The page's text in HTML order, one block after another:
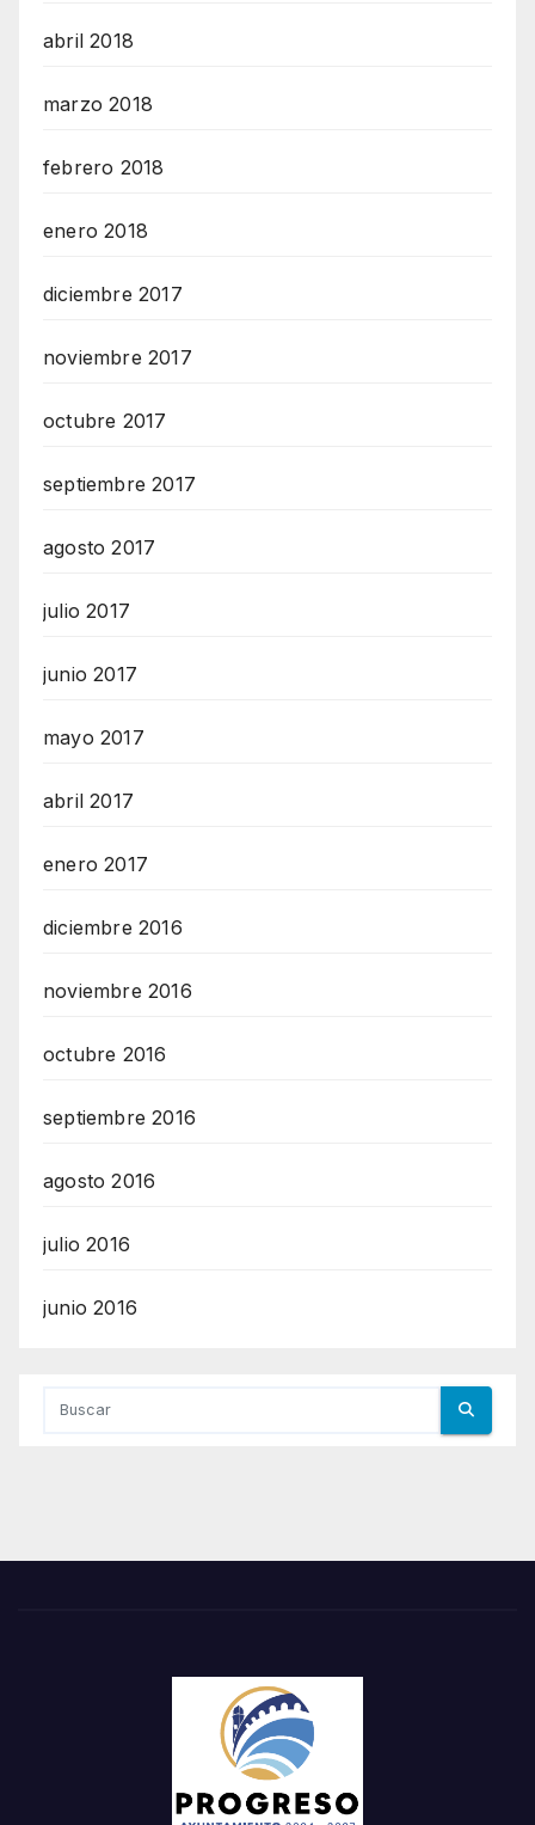
abril 2018
marzo 2018
febrero 2018
enero 2018
diciembre 2017
noviembre 2017
octubre 2017
septiembre 2017
agosto 2017
julio 2017
junio 2017
mayo 2017
abril 2017
enero 2017
diciembre 2016
noviembre 2016
octubre 2016
septiembre 2016
agosto 2016
julio 2016
junio 2016